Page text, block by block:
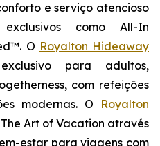
e serviço atencioso
como All-In
O Royalton Hideaway
para adultos,
, com refeições
modernas. O Royalton
The Art of Vacation através
estar para viagens com